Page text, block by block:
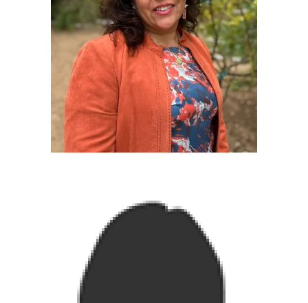
departamentos.enfermeria@uv.cl